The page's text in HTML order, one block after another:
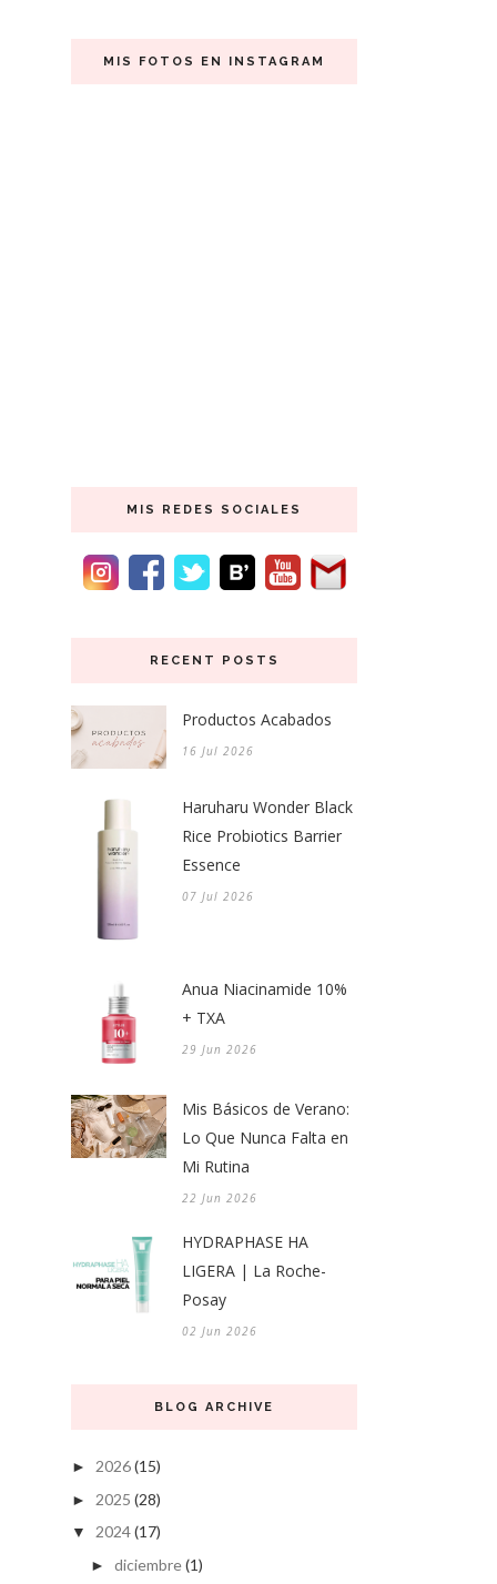
MIS FOTOS EN INSTAGRAM
MIS REDES SOCIALES
RECENT POSTS
Productos Acabados
16 Jul 2026
Haruharu Wonder Black
Rice Probiotics Barrier
Essence
07 Jul 2026
Anua Niacinamide 10%
+ TXA
29 Jun 2026
Mis Básicos de Verano:
Lo Que Nunca Falta en
Mi Rutina
22 Jun 2026
HYDRAPHASE HA
LIGERA | La Roche-
Posay
02 Jun 2026
BLOG ARCHIVE
► 2026(15)
► 2025 (28)
▼ 2024(17)
► diciembre(1)